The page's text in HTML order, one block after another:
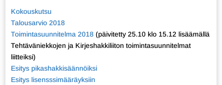
Kokouskutsu
Talousarvio 2018
Toimintasuunnitelma 2018(päivitetty 25.10 klo 15.12 lisäämällä
Tehtäväniekkojen ja Kirjeshakkiliiton toimintasuunnitelmat
liitteiksi)
Esitys pikashakkisäännöiksi
Esitys lisensssimääräyksiin